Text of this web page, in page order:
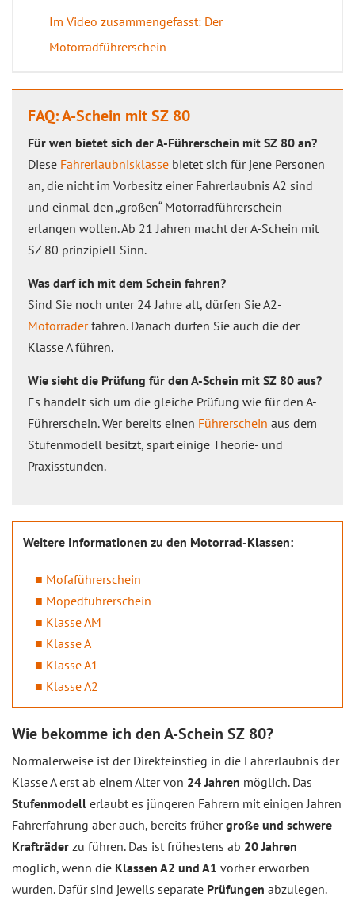
Im Video zusammengefasst: Der
Motorradführerschein
FAQ: A-Schein mit SZ 80
Für wen bietet sich der A-Führerschein mit SZ 80 an?
Diese Fahrerlaubnisklasse bietet sich für jene Personen
an, die nicht im Vorbesitz einer Fahrerlaubnis A2 sind
und einmal den „großen“ Motorradführerschein
erlangen wollen. Ab 21 Jahren macht der A-Schein mit
SZ 80 prinzipiell Sinn.
Was darf ich mit dem Schein fahren?
Sind Sie noch unter 24 Jahre alt, dürfen Sie A2-
Motorräderfahren. Danach dürfen Sie auch die der
Klasse A führen.
Wie sieht die Prüfung für den A-Schein mit SZ 80 aus?
Es handelt sich um die gleiche Prüfung wie für den A-
Führerschein. Wer bereits einen Führerschein aus dem
Stufenmodell besitzt, spart einige Theorie- und
Praxisstunden.
Weitere Informationen zu den Motorrad-Klassen:
Mofaführerschein
Mopedführerschein
Klasse AM
Klasse A
Klasse A1
Klasse A2
Wie bekomme ich den A-Schein SZ 80?
Normalerweise ist der Direkteinstieg in die Fahrerlaubnis der
Klasse A erst ab einem Alter von 24 Jahren möglich. Das
Stufenmodell erlaubt es jüngeren Fahrern mit einigen Jahren
Fahrerfahrung aber auch, bereits frühergroße und schwere
Krafträder zu führen. Das ist frühestens ab 20 Jahren
möglich, wenn die Klassen A2 und A1 vorher erworben
wurden. Dafür sind jeweils separate Prüfungen abzulegen.